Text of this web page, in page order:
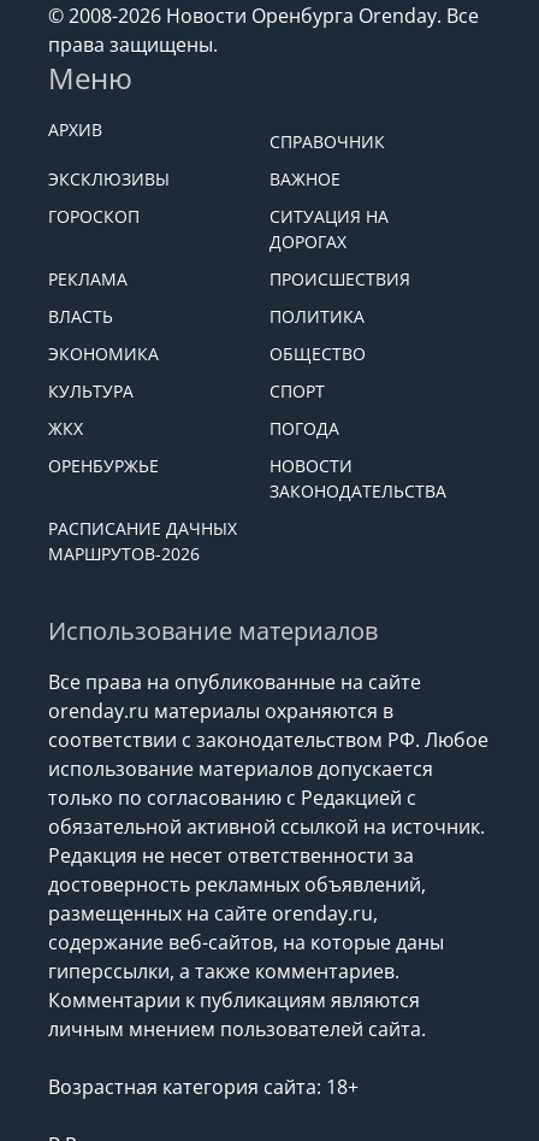
© 2008-2026 Новости Оренбурга Orenday. Все
права защищены.
Меню
АРХИВ
СПРАВОЧНИК
ЭКСКЛЮЗИВЫ
ВАЖНОЕ
ГОРОСКОП
СИТУАЦИЯ НА
ДОРОГАХ
РЕКЛАМА
ПРОИСШЕСТВИЯ
ВЛАСТЬ
ПОЛИТИКА
ЭКОНОМИКА
ОБЩЕСТВО
КУЛЬТУРА
СПОРТ
ЖКХ
ПОГОДА
ОРЕНБУРЖЬЕ
НОВОСТИ
ЗАКОНОДАТЕЛЬСТВА
РАСПИСАНИЕ ДАЧНЫХ
МАРШРУТОВ-2026
Использование материалов
Все права на опубликованные на сайте
orenday.ru материалы охраняются в
соответствии с законодательством РФ. Любое
использование материалов допускается
только по согласованию с Редакцией с
обязательной активной ссылкой на источник.
Редакция не несет ответственности за
достоверность рекламных объявлений,
размещенных на сайте orenday.ru,
содержание веб-сайтов, на которые даны
гиперссылки, а также комментариев.
Комментарии к публикациям являются
личным мнением пользователей сайта.
Возрастная категория сайта: 18+